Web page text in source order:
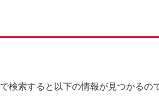
で検索すると以下の情報が見つかるの